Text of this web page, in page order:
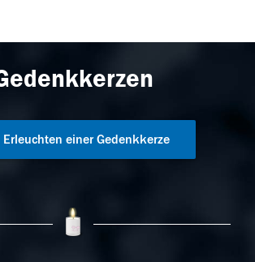
Erleuchten einer Gedenkkerze